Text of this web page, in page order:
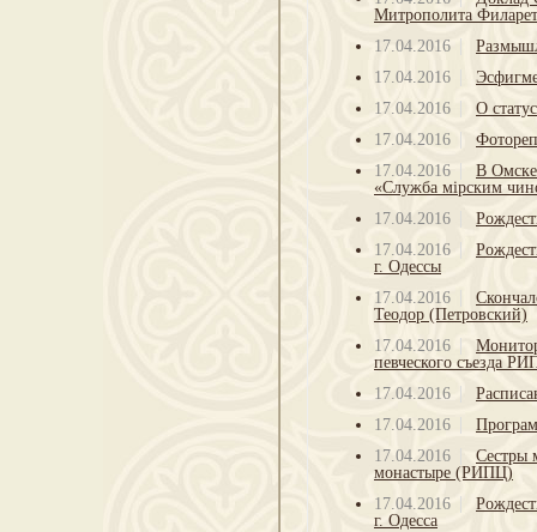
Митрополита
17.04.2016
17.04.2016
17.04.2016
О
17.04.2016
17.04.2016
В Омске
«Служба мiрским
17.04.2016
17.04.2016
г. Одессы
17.04.2016
Теодор (Петровский)
17.04.2016
певческого съезда
17.04.2016
17.04.2016
17.04.2016
Сестры
монастыре (РИПЦ)
17.04.2016
г. Одесса